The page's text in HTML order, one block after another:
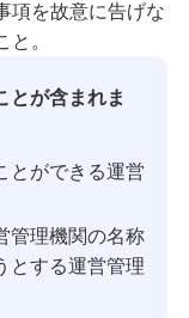
項を故意に告げな
。
とが含まれま
とができる運営
管理機関の名称
とする運営管理